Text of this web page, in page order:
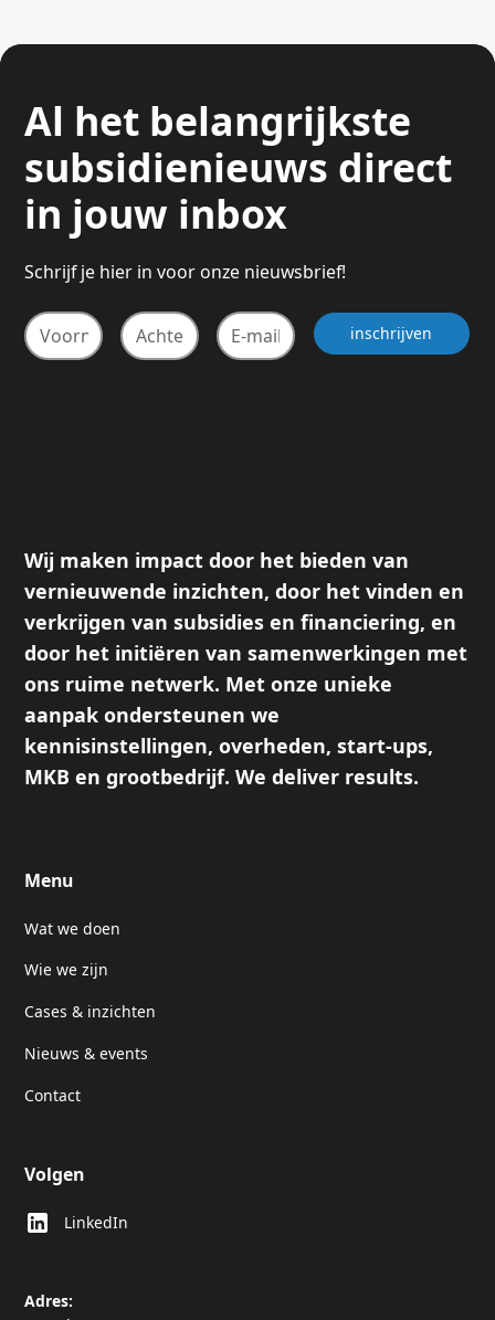
Al het belangrijkste
subsidienieuws direct
in jouw inbox
Schrijf je hier in voor onze nieuwsbrief!
Wij maken impact door het bieden van
vernieuwende inzichten, door het vinden en
verkrijgen van subsidies en financiering, en
door het initiëren van samenwerkingen met
ons ruime netwerk. Met onze unieke
aanpak ondersteunen we
kennisinstellingen, overheden, start-ups,
MKB en grootbedrijf. We deliver results.
Menu
Wat we doen
Wie we zijn
Cases & inzichten
Nieuws & events
Contact
Volgen
LinkedIn
Adres: